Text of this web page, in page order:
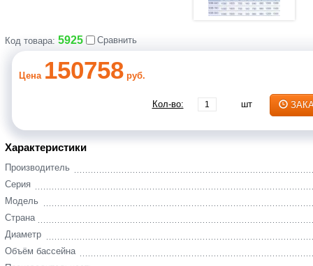
Код товара: 5925 Сравнить
Цена 150758 руб.
Кол-во: шт
Характеристики
Производитель
Серия
Модель
Страна
Диаметр
Объём бассейна